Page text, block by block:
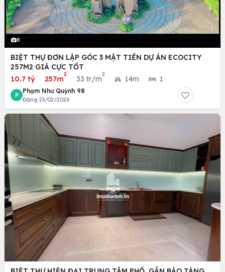
8
BIỆT THỰ ĐƠN LẬP GÓC 3 MẶT TIỀN DỰ ÁN ECOCITY
257M2 GIÁ CỰC TỐT
10.7 tỷ · 257m
2
· 33 tr/m
2
· 14m · 1
P
Phạm Như Quỳnh 98
Đăng 23/02/2026